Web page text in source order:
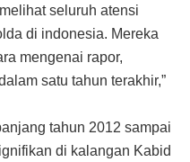
seluruh atensi
di indonesia. Mereka
mengenai rapor,
satu tahun terakhir,”
tahun 2012 sampai
di kalangan Kabid